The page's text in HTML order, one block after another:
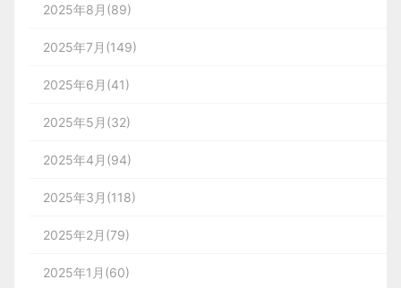
2025年8月(89)
2025年7月(149)
2025年6月(41)
2025年5月(32)
2025年4月(94)
2025年3月(118)
2025年2月(79)
2025年1月(60)